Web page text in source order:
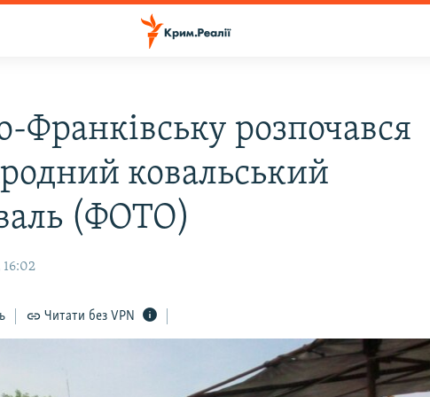
Франківську розпочався
ковальський
(ФОТО)
16:02
Читати без VPN